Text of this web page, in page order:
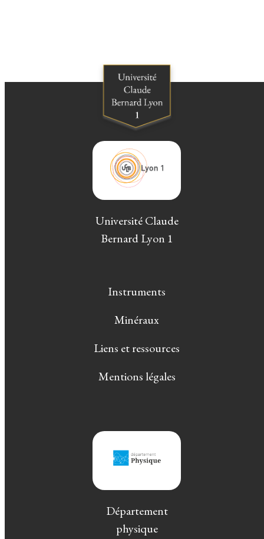
Université Claude
Bernard Lyon 1
Instruments
Minéraux
Liens et ressources
Mentions légales
Département
physique